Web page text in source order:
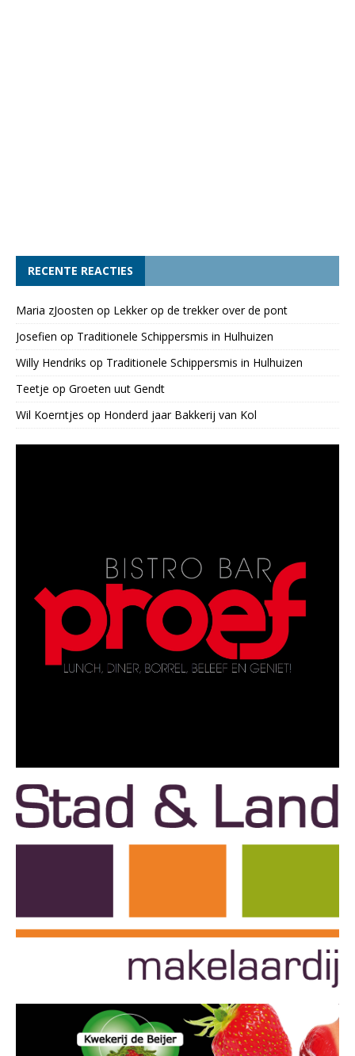
RECENTE REACTIES
Maria zJoosten op Lekker op de trekker over de pont
Josefien op Traditionele Schippersmis in Hulhuizen
Willy Hendriks op Traditionele Schippersmis in Hulhuizen
Teetje op Groeten uut Gendt
Wil Koerntjes op Honderd jaar Bakkerij van Kol